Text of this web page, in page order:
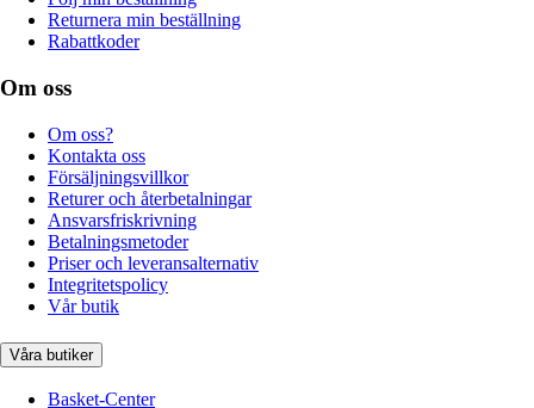
Returnera min beställning
Rabattkoder
Om oss
Om oss?
Kontakta oss
Försäljningsvillkor
Returer och återbetalningar
Ansvarsfriskrivning
Betalningsmetoder
Priser och leveransalternativ
Integritetspolicy
Vår butik
Våra butiker
Basket-Center